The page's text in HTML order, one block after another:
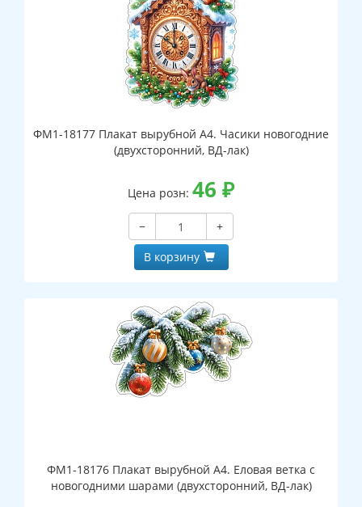
ФМ1-18177 Плакат вырубной А4. Часики новогодние
(двухсторонний, ВД-лак)
Цена розн: 46 ₽
−
+
В корзину
ФМ1-18176 Плакат вырубной А4. Еловая ветка с
новогодними шарами (двухсторонний, ВД-лак)